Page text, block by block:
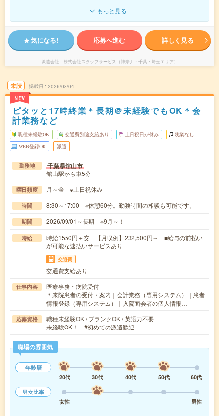
もっと見る
気になる! 応募へ進む 詳しく見る
派遣会社 株式会社スタッフサービス（神奈川・千葉・埼玉エリア）
未読
NEW
掲載日 2026/08/04
ピタッと17時終業＊長期＠未経験でもOK＊会
計業務など
職種未経験OK 交通費別途支給あり 土日祝日が休み 残業なし
WEB登録OK 派遣
勤務地 千葉県館山市
館山駅から車5分
曜日頻度 月～金 ※土日祝休み
時間 8:30～17:00 ※休憩60分。勤務時間の相談も可能です。
期間 2026/09/01～長期 ※9月～！
時給
時給1550円＋交 【月収例】232,500円～ ■給与の前払い
が可能な速払いサービスあり
交通費
交通費支給あり
仕事内容
医療事務・病院受付
＊来院患者の受付・案内｜会計業務（専用システム）｜患者
情報登録（専用システム）｜入院面会者の個人情報…
応募資格
職種未経験OK / ブランクOK / 英語力不要
未経験OK！ #初めての派遣歓迎
職場の雰囲気
年齢層
20代
30代 40代 50代
60代
男女比率
女性
男性